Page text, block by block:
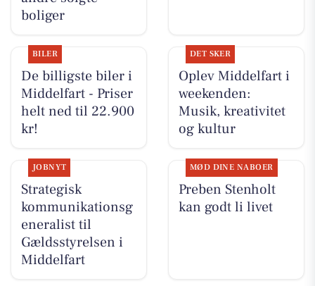
boliger
BILER
De billigste biler i
Middelfart - Priser
helt ned til 22.900
kr!
DET SKER
Oplev Middelfart i
weekenden:
Musik, kreativitet
og kultur
JOBNYT
Strategisk
kommunikationsg
eneralist til
Gældsstyrelsen i
Middelfart
MØD DINE NABOER
Preben Stenholt
kan godt li livet